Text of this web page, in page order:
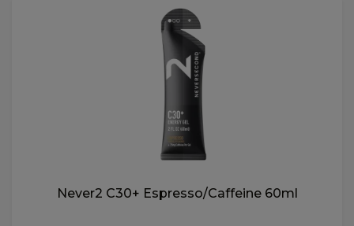
Never2 C30+ Espresso/Caffeine 60ml